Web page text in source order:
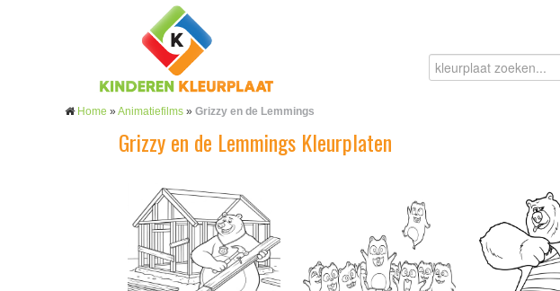
Home »Animatiefilms » Grizzy en de Lemmings
Grizzy en de Lemmings Kleurplaten